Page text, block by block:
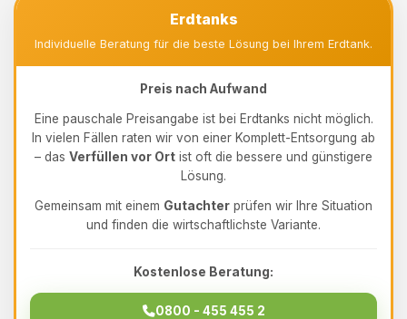
Erdtanks
Individuelle Beratung für die beste Lösung bei Ihrem Erdtank.
Preis nach Aufwand
Eine pauschale Preisangabe ist bei Erdtanks nicht möglich.
In vielen Fällen raten wir von einer Komplett-Entsorgung ab
– das Verfüllen vor Ort ist oft die bessere und günstigere
Lösung.
Gemeinsam mit einem Gutachter prüfen wir Ihre Situation
und finden die wirtschaftlichste Variante.
Kostenlose Beratung:
0800 - 455 455 2